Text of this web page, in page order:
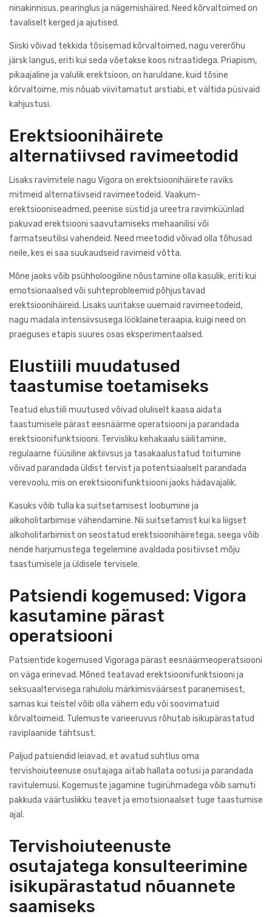
ninakinnisus, pearinglus ja nägemishäired. Need kõrvaltoimed on
tavaliselt kerged ja ajutised.
Siiski võivad tekkida tõsisemad kõrvaltoimed, nagu vererõhu
järsk langus, eriti kui seda võetakse koos nitraatidega. Priapism,
pikaajaline ja valulik erektsioon, on haruldane, kuid tõsine
kõrvaltoime, mis nõuab viivitamatut arstiabi, et vältida püsivaid
kahjustusi.
Erektsioonihäirete
alternatiivsed ravimeetodid
Lisaks ravimitele nagu Vigora on erektsioonihäirete raviks
mitmeid alternatiivseid ravimeetodeid. Vaakum-
erektsiooniseadmed, peenise süstid ja ureetra ravimküünlad
pakuvad erektsiooni saavutamiseks mehaanilisi või
farmatseutilisi vahendeid. Need meetodid võivad olla tõhusad
neile, kes ei saa suukaudseid ravimeid võtta.
Mõne jaoks võib psühholoogiline nõustamine olla kasulik, eriti kui
emotsionaalsed või suhteprobleemid põhjustavad
erektsioonihäireid. Lisaks uuritakse uuemaid ravimeetodeid,
nagu madala intensiivsusega lööklaineteraapia, kuigi need on
praeguses etapis suures osas eksperimentaalsed.
Elustiili muudatused
taastumise toetamiseks
Teatud elustiili muutused võivad oluliselt kaasa aidata
taastumisele pärast eesnäärme operatsiooni ja parandada
erektsioonifunktsiooni. Tervisliku kehakaalu säilitamine,
regulaarne füüsiline aktiivsus ja tasakaalustatud toitumine
võivad parandada üldist tervist ja potentsiaalselt parandada
verevoolu, mis on erektsioonifunktsiooni jaoks hädavajalik.
Kasuks võib tulla ka suitsetamisest loobumine ja
alkoholitarbimise vähendamine. Nii suitsetamist kui ka liigset
alkoholitarbimist on seostatud erektsioonihäiretega, seega võib
nende harjumustega tegelemine avaldada positiivset mõju
taastumisele ja üldisele tervisele.
Patsiendi kogemused: Vigora
kasutamine pärast
operatsiooni
Patsientide kogemused Vigoraga pärast eesnäärmeoperatsiooni
on väga erinevad. Mõned teatavad erektsioonifunktsiooni ja
seksuaaltervisega rahulolu märkimisväärsest paranemisest,
samas kui teistel võib olla vähem edu või soovimatuid
kõrvaltoimeid. Tulemuste varieeruvus rõhutab isikupärastatud
raviplaanide tähtsust.
Paljud patsiendid leiavad, et avatud suhtlus oma
tervishoiuteenuse osutajaga aitab hallata ootusi ja parandada
ravitulemusi. Kogemuste jagamine tugirühmadega võib samuti
pakkuda väärtuslikku teavet ja emotsionaalset tuge taastumise
ajal.
Tervishoiuteenuste
osutajatega konsulteerimine
isikupärastatud nõuannete
saamiseks